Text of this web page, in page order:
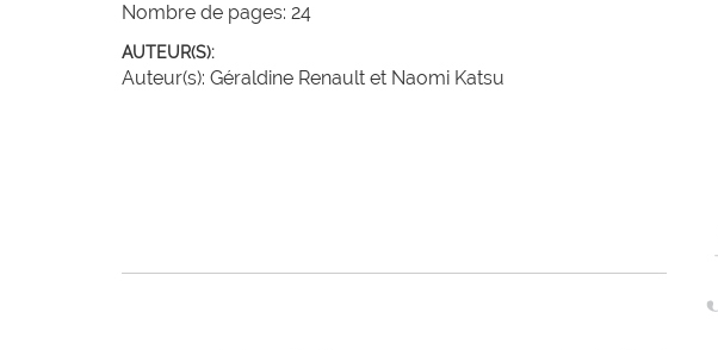
Nombre de pages: 24
AUTEUR(S):
Auteur(s): Géraldine Renault et Naomi Katsu